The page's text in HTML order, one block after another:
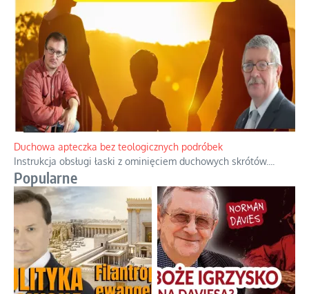
Niezwykły scenariusz bez państwowej dotacji
Reżyser Jerzy Zalewski przedstawia kulisy powstawania swoich
dokumentów, wyzwania związane z ich finansowaniem oraz
nieznane fakty dotyczące biografii...